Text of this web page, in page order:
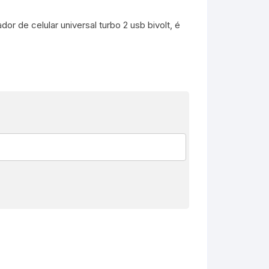
de celular universal turbo 2 usb bivolt, é